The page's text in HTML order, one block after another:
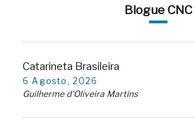
Blogue CNC
Catarineta Brasileira
6 Agosto, 2026
Guilherme d'Oliveira Martins